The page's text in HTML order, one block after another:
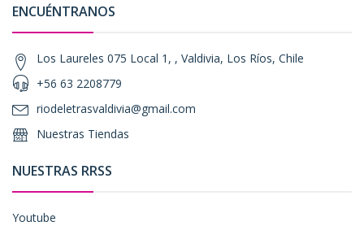
ENCUÉNTRANOS
Los Laureles 075 Local 1, , Valdivia, Los Ríos, Chile
+56 63 2208779
riodeletrasvaldivia@gmail.com
Nuestras Tiendas
NUESTRAS RRSS
Youtube